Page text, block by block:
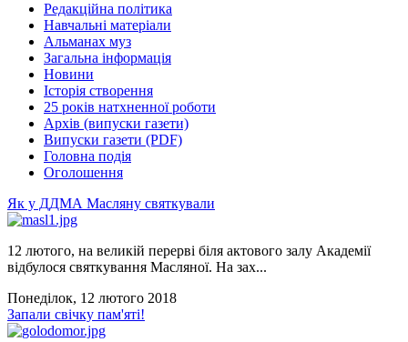
Редакційна політика
Навчальні матеріали
Альманах муз
Загальна інформація
Новини
Історія створення
25 років натхненної роботи
Архів (випуски газети)
Випуски газети (PDF)
Головна подія
Оголошення
Як у ДДМА Масляну святкували
12 лютого, на великій перерві біля актового залу Академії
відбулося святкування Масляної. На зах...
Понеділок, 12 лютого 2018
Запали свічку пам'яті!